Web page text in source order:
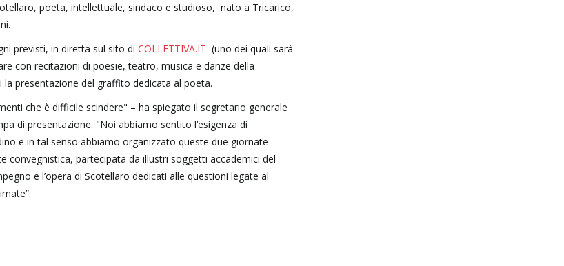
poeta, intellettuale, sindaco e studioso, nato a Tricarico,
previsti, in diretta sul sito di COLLETTIVA.IT (uno dei quali sarà
con recitazioni di poesie, teatro, musica e danze della
presentazione del graffito dedicata al poeta.
che è difficile scindere" – ha spiegato il segretario generale
di presentazione. "Noi abbiamo sentito l’esigenza di
e in tal senso abbiamo organizzato queste due giornate
partecipata da illustri soggetti accademici del
e l’opera di Scotellaro dedicati alle questioni legate al